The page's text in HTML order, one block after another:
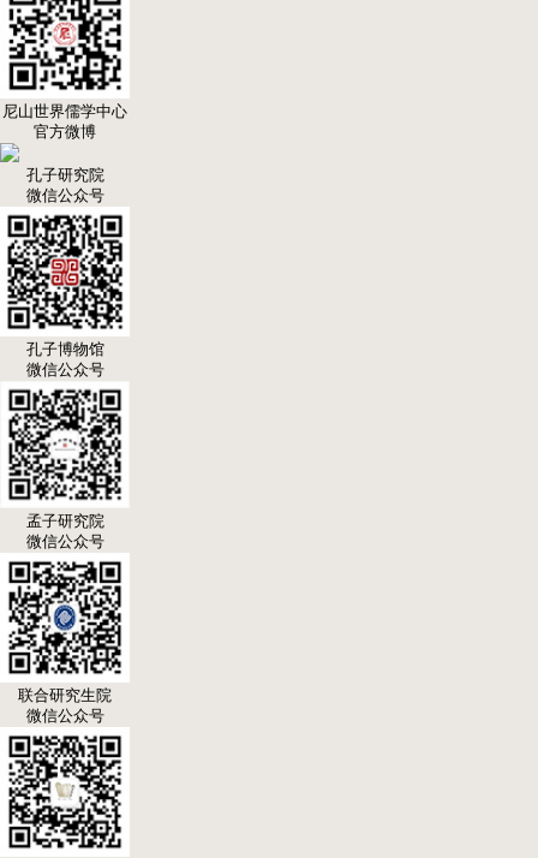
尼山世界儒学中心
官方微博
孔子研究院
微信公众号
孔子博物馆
微信公众号
孟子研究院
微信公众号
联合研究生院
微信公众号